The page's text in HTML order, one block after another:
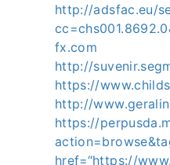
http://adsfac.eu/
fx.com
http://
https://
http://
https://
href=“https://